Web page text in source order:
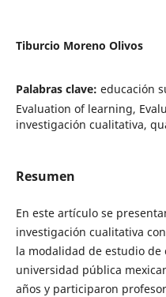
Tiburcio Moreno Olivos
Palabras clave: educación
Evaluation of learning,
investigación cualitativa,
Resumen
En este artículo se
investigación cualitativa
la modalidad de estudio de
universidad pública
años y participaron